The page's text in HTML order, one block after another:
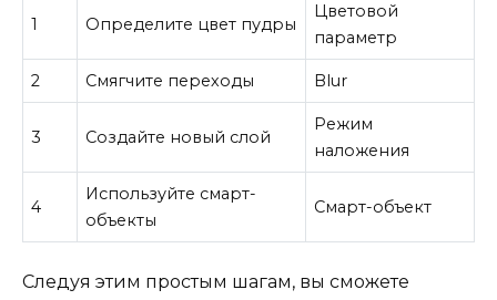
1 Определите цвет пудры
Цветовой
параметр
2 Смягчите переходы Blur
3 Создайте новый слой
Режим
наложения
4
Используйте смарт-
объекты
Смарт-объект
Следуя этим простым шагам, вы сможете